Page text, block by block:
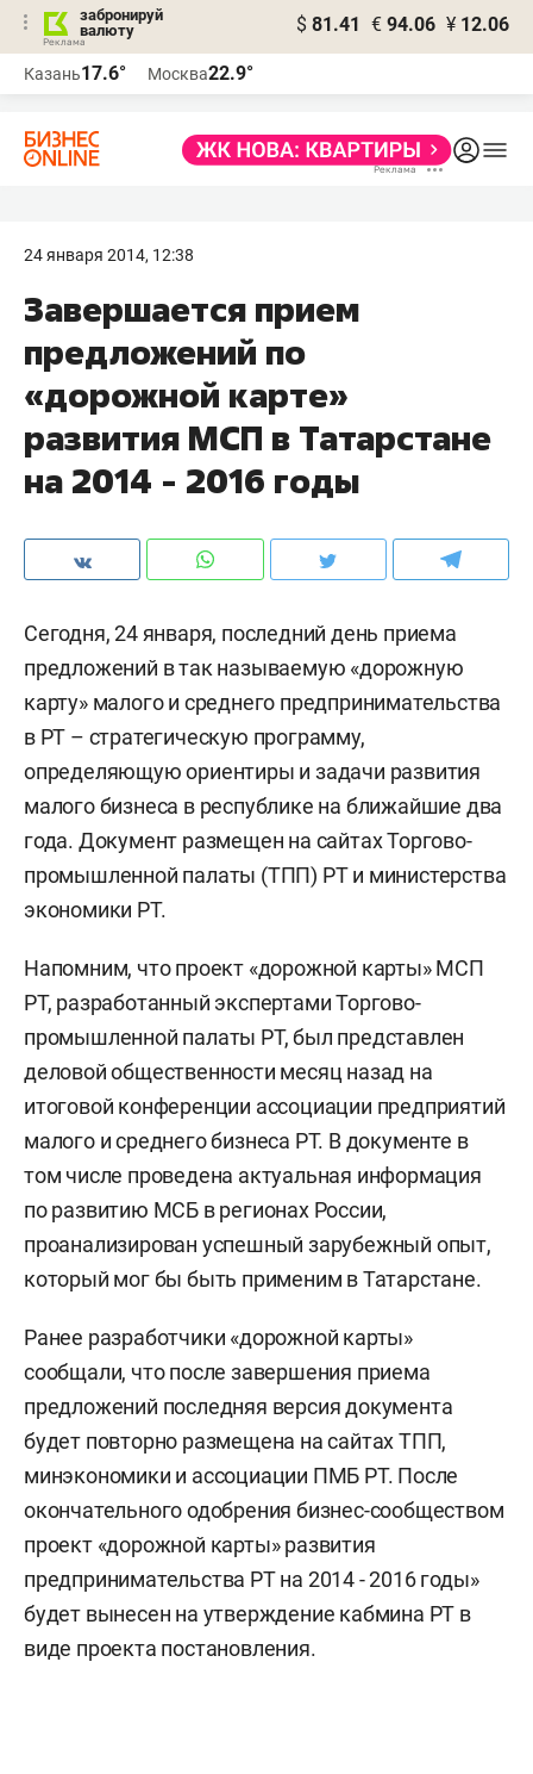
забронируй
валюту
$ 81.41 € 94.06 ¥ 12.06
Казань17.6° Москва22.9°
24 января 2014, 12:38
Завершается прием
предложений по
«дорожной карте»
развития МСП в Татарстане
на 2014 - 2016 годы
Сегодня, 24 января, последний день приема
предложений в так называемую «дорожную
карту» малого и среднего предпринимательства
в РТ – стратегическую программу,
определяющую ориентиры и задачи развития
малого бизнеса в республике на ближайшие два
года. Документ размещен на сайтах Торгово-
промышленной палаты (ТПП) РТ и министерства
экономики РТ.
Напомним, что проект «дорожной карты» МСП
РТ, разработанный экспертами Торгово-
промышленной палаты РТ, был представлен
деловой общественности месяц назад на
итоговой конференции ассоциации предприятий
малого и среднего бизнеса РТ. В документе в
том числе проведена актуальная информация
по развитию МСБ в регионах России,
проанализирован успешный зарубежный опыт,
который мог бы быть применим в Татарстане.
Ранее разработчики «дорожной карты»
сообщали, что после завершения приема
предложений последняя версия документа
будет повторно размещена на сайтах ТПП,
минэкономики и ассоциации ПМБ РТ. После
окончательного одобрения бизнес-сообществом
проект «дорожной карты» развития
предпринимательства РТ на 2014 - 2016 годы»
будет вынесен на утверждение кабмина РТ в
виде проекта постановления.